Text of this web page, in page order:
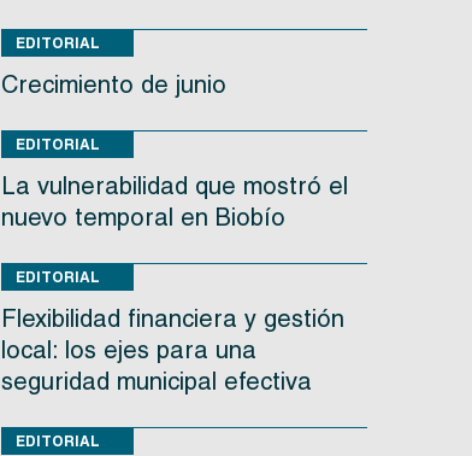
EDITORIAL
Crecimiento de junio
EDITORIAL
La vulnerabilidad que mostró el
nuevo temporal en Biobío
EDITORIAL
Flexibilidad financiera y gestión
local: los ejes para una
seguridad municipal efectiva
EDITORIAL